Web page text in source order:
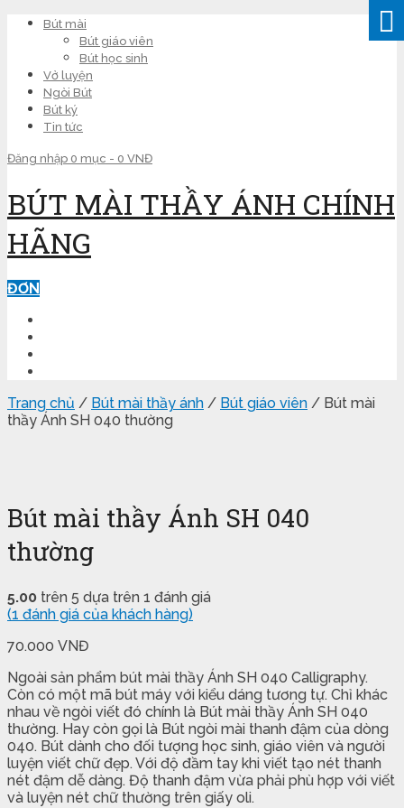
Bút mài
Bút giáo viên
Bút học sinh
Vở luyện
Ngòi Bút
Bút ký
Tin tức
Đăng nhập 0 mục - 0 VNĐ
BÚT MÀI THẦY ÁNH CHÍNH
HÃNG
ĐƠN
Trang chủ / Bút mài thầy ánh / Bút giáo viên / Bút mài
thầy Ánh SH 040 thường
Bút mài thầy Ánh SH 040
thường
5.00 trên 5 dựa trên 1 đánh giá
(1 đánh giá của khách hàng)
70.000 VNĐ
Ngoài sản phẩm bút mài thầy Ánh SH 040 Calligraphy.
Còn có một mã bút máy với kiểu dáng tương tự. Chỉ khác
nhau về ngòi viết đó chính là Bút mài thầy Ánh SH 040
thường. Hay còn gọi là Bút ngòi mài thanh đậm của dòng
040. Bút dành cho đối tượng học sinh, giáo viên và người
luyện viết chữ đẹp. Với độ đầm tay khi viết tạo nét thanh
nét đậm dễ dàng. Độ thanh đậm vừa phải phù hợp với viết
và luyện nét chữ thường trên giấy oli.